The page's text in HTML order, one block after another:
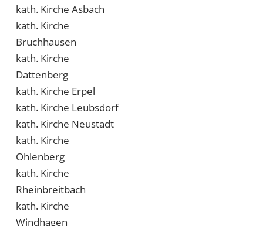
kath. Kirche Asbach
kath. Kirche
Bruchhausen
kath. Kirche
Dattenberg
kath. Kirche Erpel
kath. Kirche Leubsdorf
kath. Kirche Neustadt
kath. Kirche
Ohlenberg
kath. Kirche
Rheinbreitbach
kath. Kirche
Windhagen